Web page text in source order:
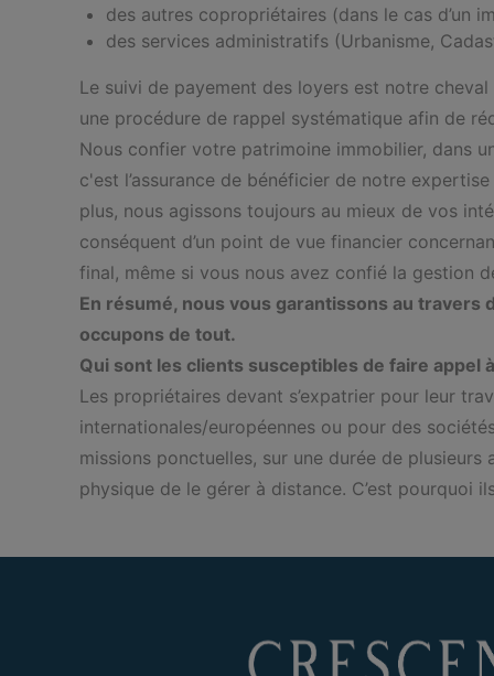
des autres copropriétaires (dans le cas d’un
des services administratifs (Urbanisme,
Le suivi de payement des loyers est notre
une procédure de rappel systématique afin de
Nous confier votre patrimoine immobilier, dans
c'est l’assurance de bénéficier de notre
plus, nous agissons toujours au mieux de vos
conséquent d’un point de vue financier
final, même si vous nous avez confié la gestion
En résumé, nous vous garantissons au travers
occupons de tout.
Qui sont les clients susceptibles de faire appel
Les propriétaires devant s’expatrier pour leur
internationales/européennes ou pour des
missions ponctuelles, sur une durée de
physique de le gérer à distance. C’est pourquoi